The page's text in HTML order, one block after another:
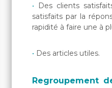
Des clients
satisfaits par la
rapidité à faire une à
Des articles utiles.
Regroupement